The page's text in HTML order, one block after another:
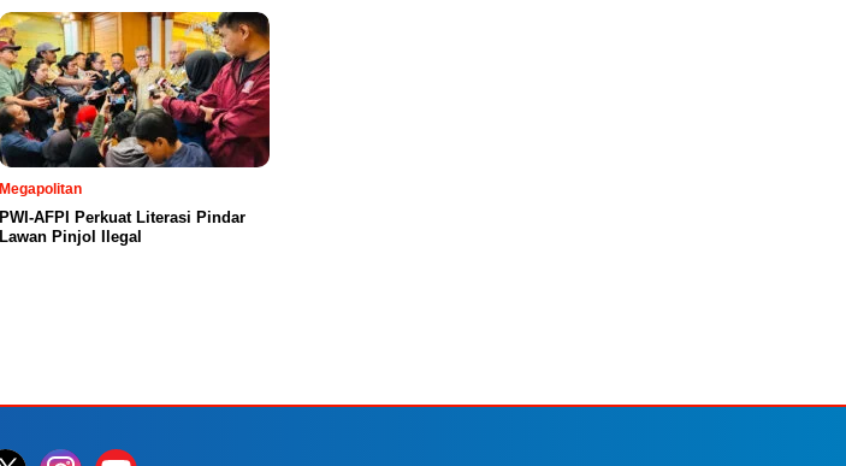
Megapolitan
PWI-AFPI Perkuat Literasi Pindar
Lawan Pinjol Ilegal